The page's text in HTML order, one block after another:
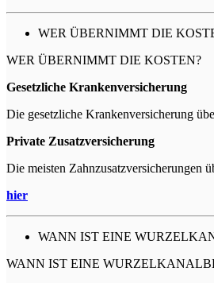
WER ÜBERNIMMT DIE
WER ÜBERNIMMT DIE KOSTEN?
Gesetzliche Krankenversicherung
Die gesetzliche Krankenversicherung
Private Zusatzversicherung
Die meisten Zahnzusatzversicherungen
hier
WANN IST EINE
WANN IST EINE